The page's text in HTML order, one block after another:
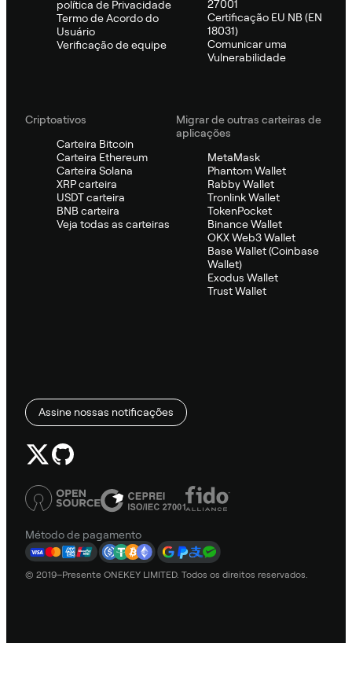
política de Privacidade
Termo de Acordo do
Usuário
Verificação de equipe
27001
Certificação EU NB (EN
18031)
Comunicar uma
Vulnerabilidade
Criptoativos
Carteira Bitcoin
Carteira Ethereum
Carteira Solana
XRP carteira
USDT carteira
BNB carteira
Veja todas as carteiras
Migrar de outras carteiras de
aplicações
MetaMask
Phantom Wallet
Rabby Wallet
Tronlink Wallet
TokenPocket
Binance Wallet
OKX Web3 Wallet
Base Wallet (Coinbase
Wallet)
Exodus Wallet
Trust Wallet
Assine nossas notificações
Método de pagamento
© 2019–Presente ONEKEY LIMITED. Todos os direitos reservados.